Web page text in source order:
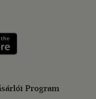
meg: Google
Program